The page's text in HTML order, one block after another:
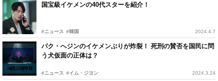
国宝級イケメンの40代スターを紹介！
#ニュース #韓国 2024.4.7
パク・へジンのイケメンぶりが炸裂！ 死刑の賛否を国民に問
う犬仮面の正体は？
#ニュース #イム・ジヨン 2024.3.24